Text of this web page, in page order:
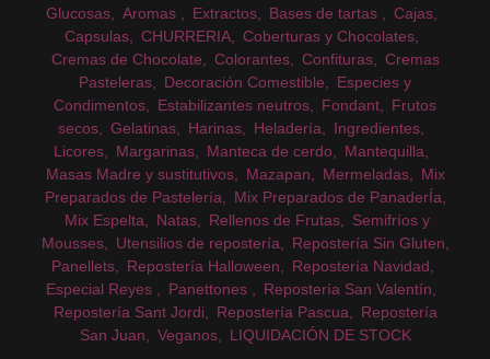
Glucosas
Aromas Extractos Bases de tartas
Cajas
Capsulas
CHURRERIA
Coberturas y Chocolates
Cremas de Chocolate
Colorantes Confituras
Cremas
Pasteleras
Decoración Comestible
Especies y
Condimentos
Estabilizantes neutros Fondant
Frutos
secos
Gelatinas Harinas Heladería
Ingredientes
Licores
Margarinas Manteca de cerdo
Mantequilla
Masas Madre y sustitutivos
Mazapan Mermeladas
Mix
Preparados de Pastelería
Mix Preparados de PanaderÍa
Mix Espelta
Natas Rellenos de Frutas
Semifríos y
Mousses
Utensilios de repostería
Repostería Sin Gluten
Panellets
Repostería Halloween
Repostería Navidad
Especial Reyes
Panettones
Repostería San Valentín
Repostería Sant Jordi
Repostería Pascua
Repostería
San Juan
Veganos LIQUIDACIÓN DE STOCK